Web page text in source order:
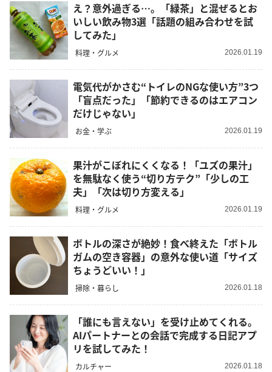
え？意外過ぎる…。「緑茶」と混ぜるとお
いしい飲み物3選「話題の組み合わせを試
してみた」
料理・グルメ 2026.01.19
電気代がかさむ“トイレのNGな使い方”3つ
「盲点だった」「節約できるのはエアコン
だけじゃない」
お金・学ぶ 2026.01.19
果汁がこぼれにくくなる！「ユズの果汁」
を無駄なく使う“切り方テク”「少しの工
夫」「次は切り方変える」
料理・グルメ 2026.01.19
ボトルの深さが絶妙！食べ終えた「ボトル
ガムの空き容器」の意外な使い道「サイズ
ちょうどいい！」
掃除・暮らし 2026.01.18
「誰にも言えない」を受け止めてくれる。
AIパートナーとの会話で完成する日記アプ
リを試してみた！
カルチャー 2026.01.18